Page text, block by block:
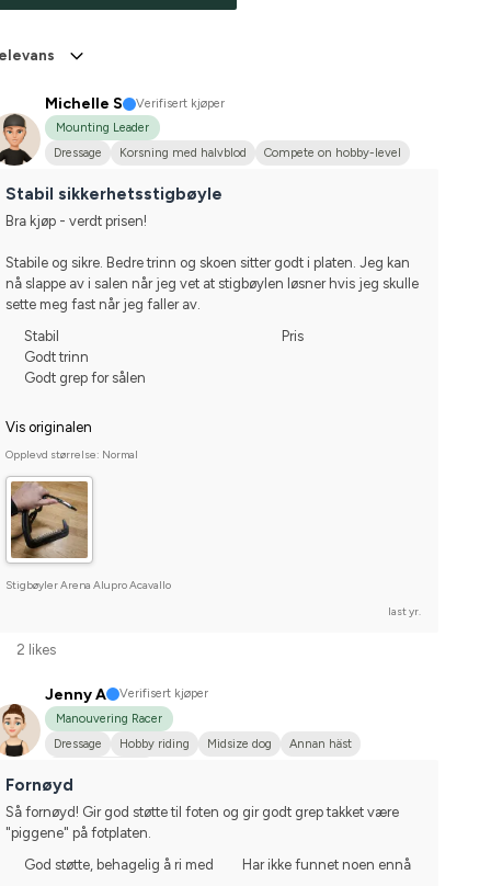
Michelle S
Verifisert kjøper
Mounting Leader
Dressage
Korsning med halvblod Compete on hobby-level
Stabil sikkerhetsstigbøyle
Bra kjøp - verdt prisen!
Stabile og sikre. Bedre trinn og skoen sitter godt i platen. Jeg kan
nå slappe av i salen når jeg vet at stigbøylen løsner hvis jeg skulle
sette meg fast når jeg faller av.
Stabil
Godt trinn
Godt grep for sålen
Pris
Vis originalen
Opplevd størrelse: Normal
Stigbøyler Arena Alupro Acavallo
last yr.
2 likes
Jenny A
Verifisert kjøper
Manouvering Racer
Dressage
Hobby riding Midsize dog
Annan häst
Fornøyd
Så fornøyd! Gir god støtte til foten og gir godt grep takket være
"piggene" på fotplaten.
God støtte, behagelig å ri med
Har ikke funnet noen ennå